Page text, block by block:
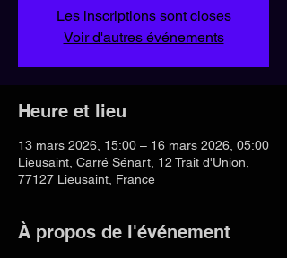
Les inscriptions sont closes
Voir d'autres événements
Heure et lieu
13 mars 2026, 15:00 – 16 mars 2026, 05:00
Lieusaint, Carré Sénart, 12 Trait d'Union,
77127 Lieusaint, France
À propos de l'événement